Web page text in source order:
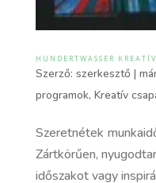
HUNDERTWASSER
Szerző: szerkesztő|
programok, Kreatív
Szeretnétek
Zártkörűen,
időszakot vagy